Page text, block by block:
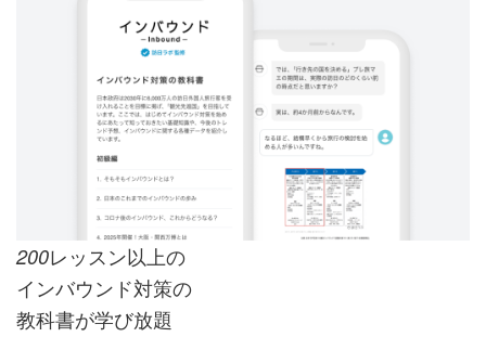
200レッスン以上の
インバウンド対策の
教科書が学び放題